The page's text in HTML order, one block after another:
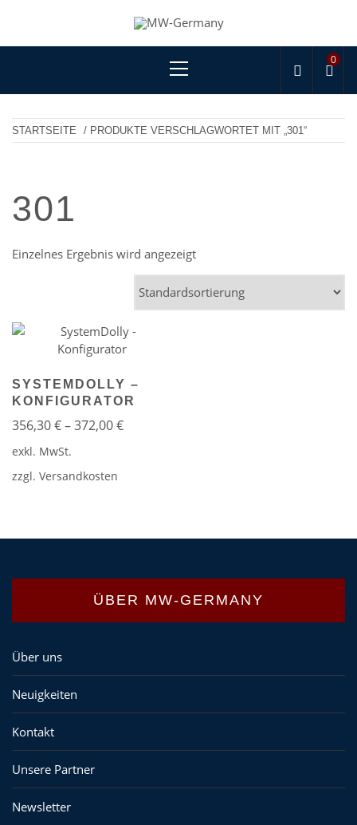
content
MW-GERMANY
products for professionals!
Menu
0
STARTSEITE / PRODUKTE VERSCHLAGWORTET MIT „301“
301
Einzelnes Ergebnis wird angezeigt
SYSTEMDOLLY –
KONFIGURATOR
356,30€–372,00€
exkl. MwSt.
zzgl. Versandkosten
ÜBER MW-GERMANY
Über uns
Neuigkeiten
Kontakt
Unsere Partner
Newsletter